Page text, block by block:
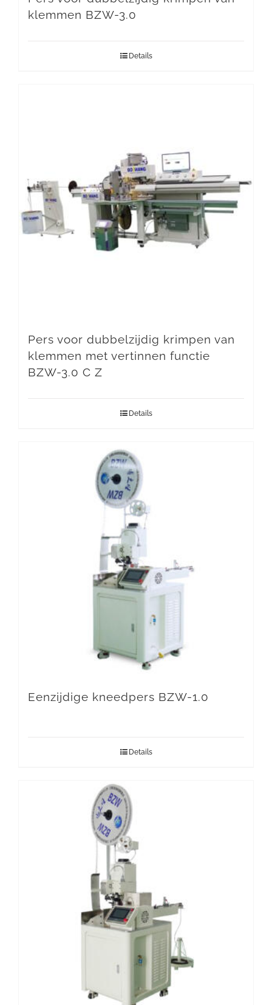
klemmen BZW-3.0
Details
Pers voor dubbelzijdig krimpen van
klemmen met vertinnen functie
BZW-3.0 C Z
Details
Eenzijdige kneedpers BZW-1.0
Details